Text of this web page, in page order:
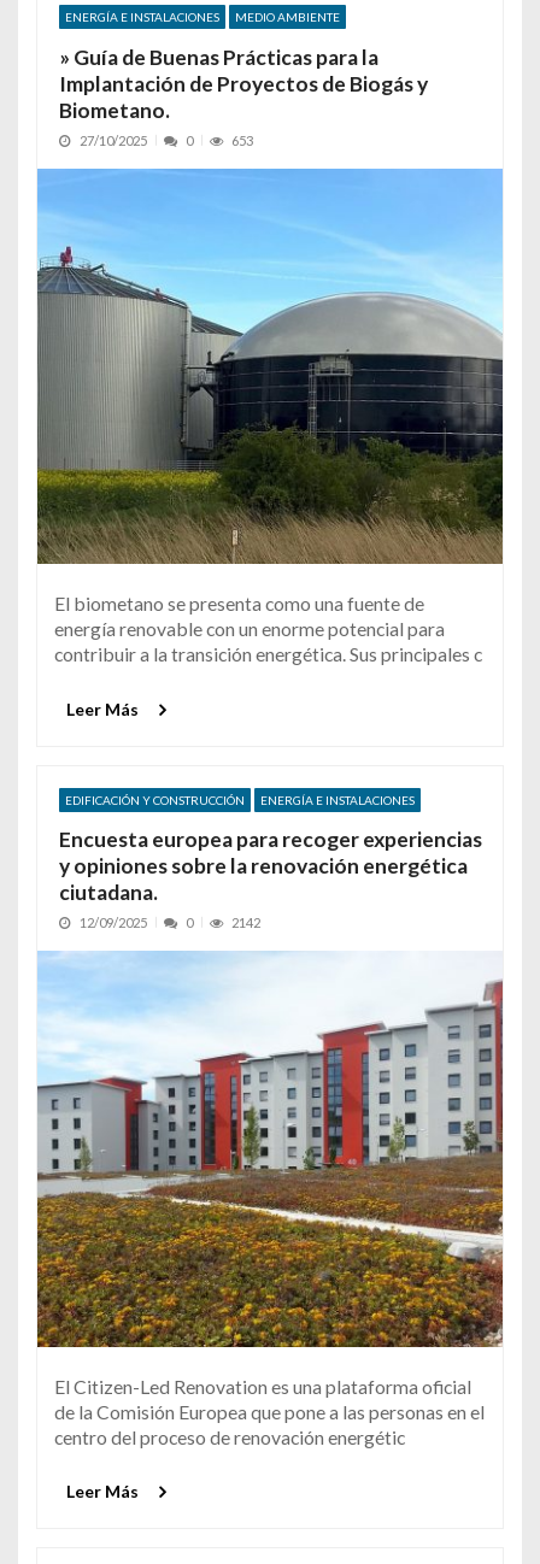
ENERGÍA E INSTALACIONES MEDIO AMBIENTE
» Guía de Buenas Prácticas para la
Implantación de Proyectos de Biogás y
Biometano.
27/10/2025 0 653
El biometano se presenta como una fuente de
energía renovable con un enorme potencial para
contribuir a la transición energética. Sus principales c
Leer Más
EDIFICACIÓN Y CONSTRUCCIÓN ENERGÍA E INSTALACIONES
Encuesta europea para recoger experiencias
y opiniones sobre la renovación energética
ciutadana.
12/09/2025 0 2142
El Citizen-Led Renovation es una plataforma oficial
de la Comisión Europea que pone a las personas en el
centro del proceso de renovación energétic
Leer Más